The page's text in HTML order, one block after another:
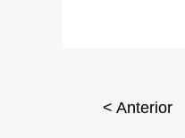
< Anterior